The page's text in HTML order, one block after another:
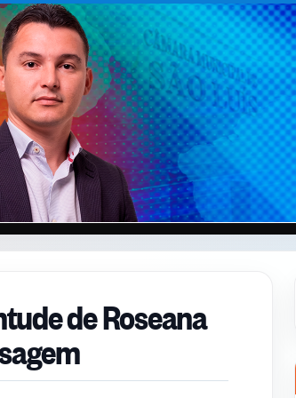
de Roseana